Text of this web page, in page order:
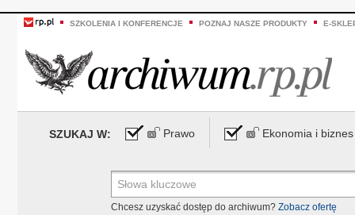
SZKOLENIA I KONFERENCJE POZNAJ NASZE PRODUKTY E-
SZUKAJ W: Prawo Ekonomia i biznes
Chcesz uzyskać dostęp do archiwum? Zobacz ofertę